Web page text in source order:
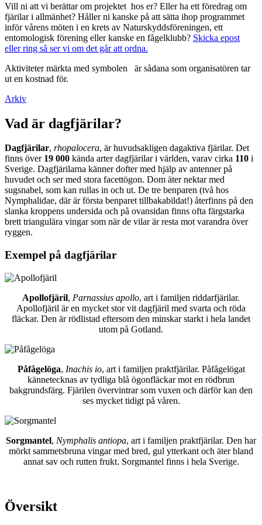
Vill ni att vi berättar om projektet hos er? Eller ha ett föredrag om
fjärilar i allmänhet? Håller ni kanske på att sätta ihop programmet
inför vårens möten i en krets av Naturskyddsföreningen, ett
entomologisk förening eller kanske en fågelklubb? Skicka epost
eller ring så ser vi om det går att ordna.
Aktiviteter märkta med symbolen
är sådana som organisatören tar
ut en kostnad för.
Arkiv
Vad är dagfjärilar?
Dagfjärilar, rhopalocera, är huvudsakligen dagaktiva fjärilar. Det
finns över 19 000 kända arter dagfjärilar i världen, varav cirka 110 i
Sverige. Dagfjärilarna känner dofter med hjälp av antenner på
huvudet och ser med stora facettögon. Dom äter nektar med
sugsnabel, som kan rullas in och ut. De tre benparen (två hos
Nymphalidae, där är första benparet tillbakabildat!) återfinns på den
slanka kroppens undersida och på ovansidan finns ofta färgstarka
brett triangulära vingar som när de vilar är resta mot varandra över
ryggen.
Exempel på dagfjärilar
Apollofjäril, Parnassius apollo, art i familjen riddarfjärilar.
Apollofjäril är en mycket stor vit dagfjäril med svarta och röda
fläckar. Den är rödlistad eftersom den minskar starkt i hela landet
utom på Gotland.
Påfågelöga, Inachis io, art i familjen praktfjärilar. Påfågelögat
kännetecknas av tydliga blå ögonfläckar mot en rödbrun
bakgrundsfärg. Fjärilen övervintrar som vuxen och därför kan den
ses mycket tidigt på våren.
Sorgmantel, Nymphalis antiopa, art i familjen praktfjärilar. Den har
mörkt sammetsbruna vingar med bred, gul ytterkant och äter bland
annat sav och rutten frukt. Sorgmantel finns i hela Sverige.
Översikt